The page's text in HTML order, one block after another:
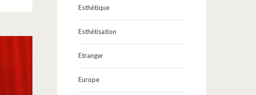
Esthétique
Esthétisation
Etranger
Europe